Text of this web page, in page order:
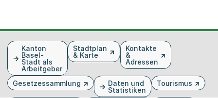
FusszeileKanton
Basel-
Stadt als
Arbeitgeber
Stadtplan
& Karte
Kontakte
&
Adressen
Gesetzessammlung
Daten und
Statistiken
Tourismus